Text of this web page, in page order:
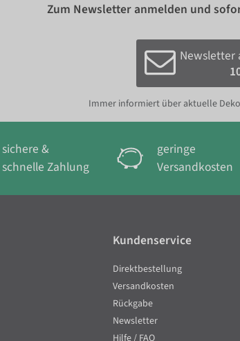
Zum Newsletter anmelden und
Newsletter
Immer informiert über aktuelle
sichere &
schnelle Zahlung
geringe
Versandkosten
Kundenservice
Direktbestellung
Versandkosten
Rückgabe
Newsletter